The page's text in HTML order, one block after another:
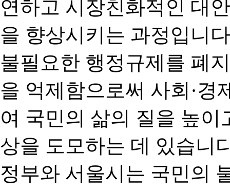
연하고 시장친화적인 대
을 향상시키는 과정입니
불필요한 행정규제를 폐
을 억제함으로써 사회·경
여 국민의 삶의 질을 높
상을 도모하는 데 있습니
정부와 서울시는 국민의